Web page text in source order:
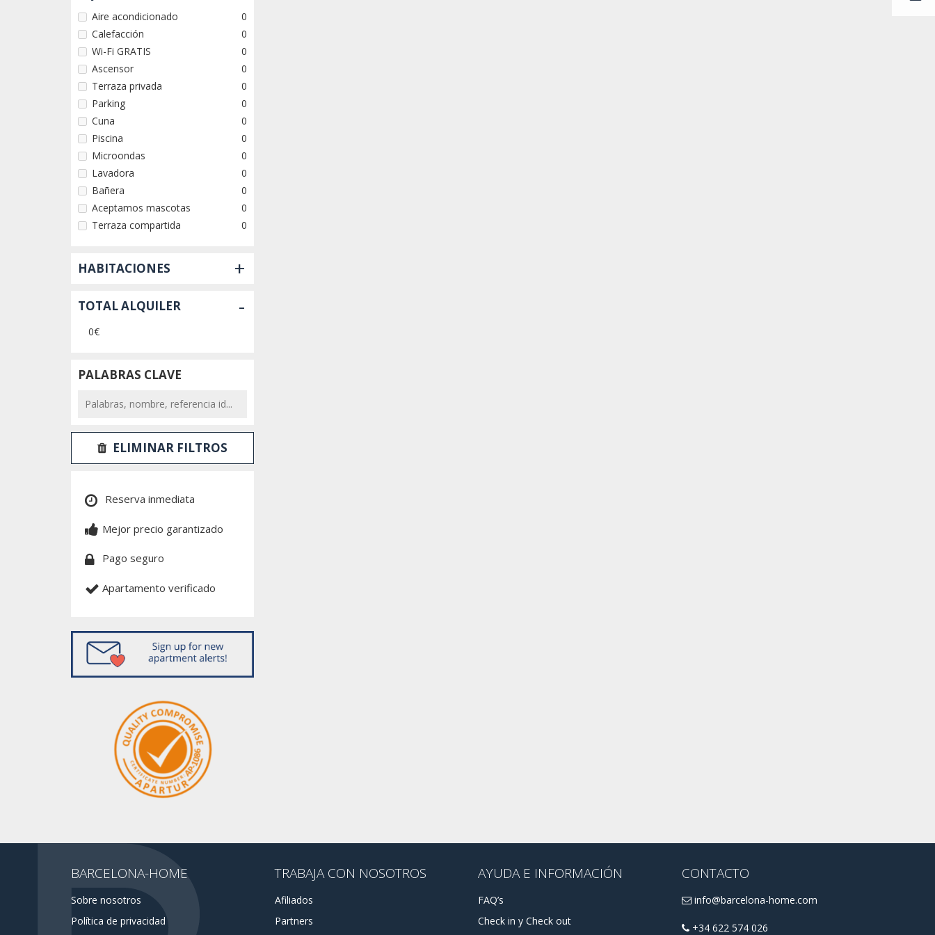
Aire acondicionado
0
Calefacción
0
Wi-Fi GRATIS
0
Ascensor
0
Terraza privada
0
Parking
0
Cuna
0
Piscina
0
Microondas
0
Lavadora
0
Bañera
0
Aceptamos mascotas
0
Terraza compartida
0
HABITACIONES +
TOTAL ALQUILER -
0€
PALABRAS CLAVE
ELIMINAR FILTROS
Reserva inmediata
Mejor precio garantizado
Pago seguro
Apartamento verificado
BARCELONA-HOME
Sobre nosotros
Política de privacidad
TRABAJA CON NOSOTROS
Afiliados
Partners
AYUDA E INFORMACIÓN
FAQ’s
Check in y Check out
CONTACTO
info@barcelona-home.com
+34 622 574 026